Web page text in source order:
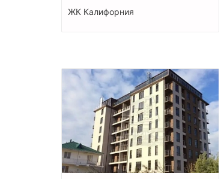
ЖК Калифорния